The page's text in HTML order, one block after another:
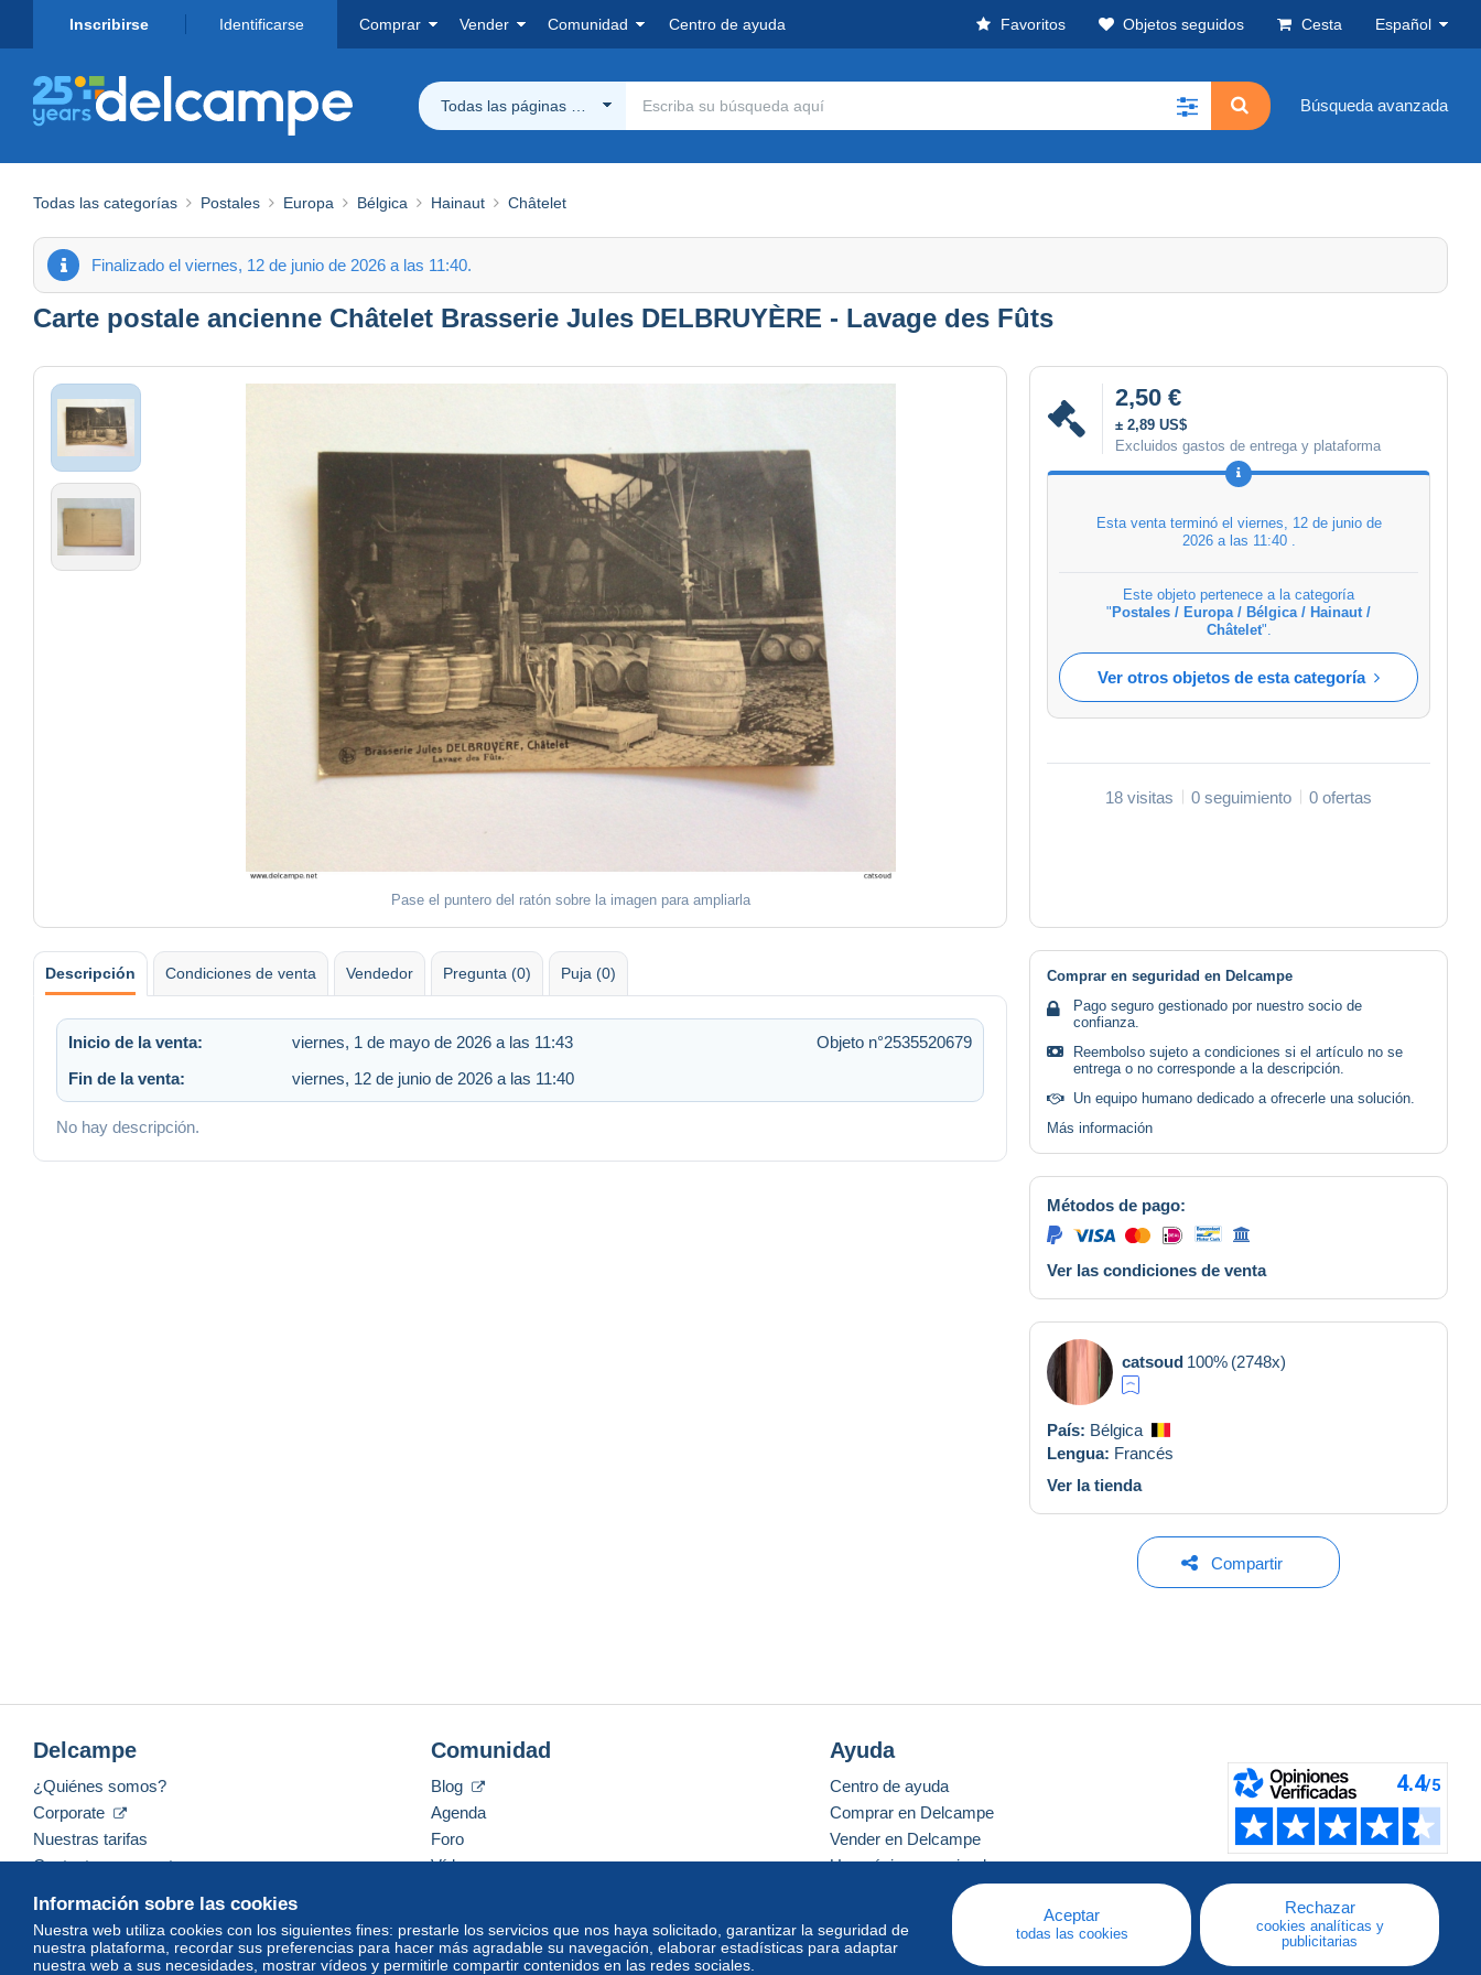
Inscribirse Identificarse Comprar Vender Comunidad Centro de ayuda Favoritos Objetos seguidos Cesta Español
Todas las páginas Delcampe Búsqueda avanzada
Todas las categorías Postales Europa Bélgica Hainaut Châtelet
Finalizado el viernes, 12 de junio de 2026 a las 11:40.
Carte postale ancienne Châtelet Brasserie Jules DELBRUYÈRE - Lavage des Fûts
Pase el puntero del ratón sobre la imagen para ampliarla
2,50 €
± 2,89 US$
Excluidos gastos de entrega y plataforma
Esta venta terminó el viernes, 12 de junio de
2026 a las 11:40.
Este objeto pertenece a la categoría
" Postales / Europa / Bélgica / Hainaut /
Châtelet".
Ver otros objetos de esta categoría
18 visitas 0 seguimiento 0 ofertas
Descripción Condiciones de venta Vendedor Pregunta (0) Puja (0)
Inicio de la venta: viernes, 1 de mayo de 2026 a las 11:43
Objeto n°2535520679
Fin de la venta:
viernes, 12 de junio de 2026 a las 11:40
No hay descripción.
Comprar en seguridad en Delcampe
Pago seguro gestionado por nuestro socio de
confianza.
Reembolso sujeto a condiciones si el artículo no se
entrega o no corresponde a la descripción.
Un equipo humano dedicado a ofrecerle una solución.
Más información
Métodos de pago:
Ver las condiciones de venta
catsoud 100% (2748x)
País: Bélgica
Lengua: Francés
Ver la tienda
Compartir
Información sobre las cookies
Nuestra web utiliza cookies con los siguientes fines: prestarle los servicios que nos haya solicitado, garantizar la seguridad de
nuestra plataforma, recordar sus preferencias para hacer más agradable su navegación, elaborar estadísticas para adaptar
nuestra web a sus necesidades, mostrar vídeos y permitirle compartir contenidos en las redes sociales.
Aceptar
todas las cookies
Rechazar
cookies analíticas y
publicitarias
Delcampe
¿Quiénes somos?
Corporate
Nuestras tarifas
Contacte con nosotros
Comunidad
Blog
Agenda
Foro
Vídeos
Ayuda
Centro de ayuda
Comprar en Delcampe
Vender en Delcampe
Una página securizada
Español USD America/Indiana/Vevay Modo estándar